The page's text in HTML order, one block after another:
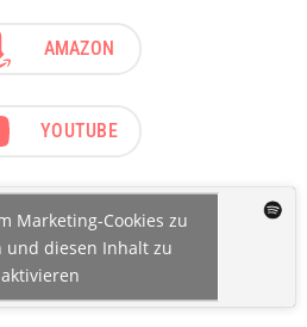
AMAZON
YOUTUBE
Marketing-Cookies zu
und diesen Inhalt zu
aktivieren